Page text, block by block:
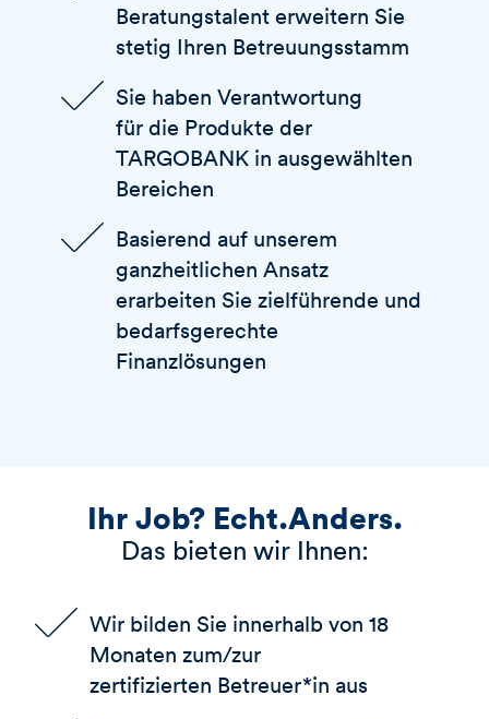
Beratungstalent erweitern Sie
stetig Ihren Betreuungsstamm
Sie haben Verantwortung
für die Produkte der
TARGOBANK in ausgewählten
Bereichen
Basierend auf unserem
ganzheitlichen Ansatz
erarbeiten Sie zielführende und
bedarfsgerechte
Finanzlösungen
Ihr Job? Echt.Anders.
Das bieten wir Ihnen:
Wir bilden Sie innerhalb von 18
Monaten zum/zur
zertifizierten Betreuer*in aus